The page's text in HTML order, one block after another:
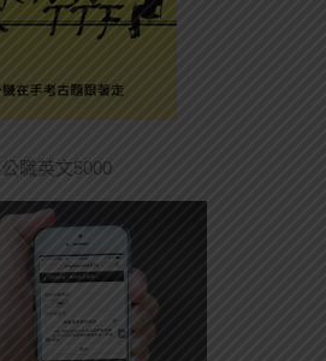
公職英文5000